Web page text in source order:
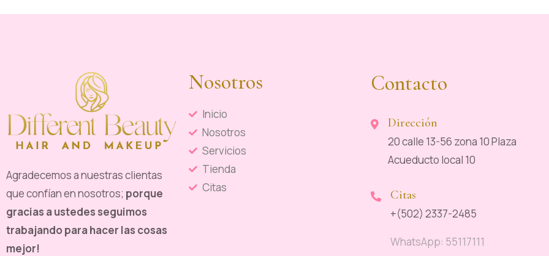
Agradecemos a nuestras clientas
que confían en nosotros; porque
gracias a ustedes seguimos
trabajando para hacer las cosas
mejor!
Nosotros
Inicio
Nosotros
Servicios
Tienda
Citas
Contacto
Dirección
20 calle 13-56 zona 10 Plaza
Acueducto local 10
Citas
+(502) 2337-2485
WhatsApp: 55117111